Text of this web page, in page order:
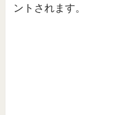
ントされます。